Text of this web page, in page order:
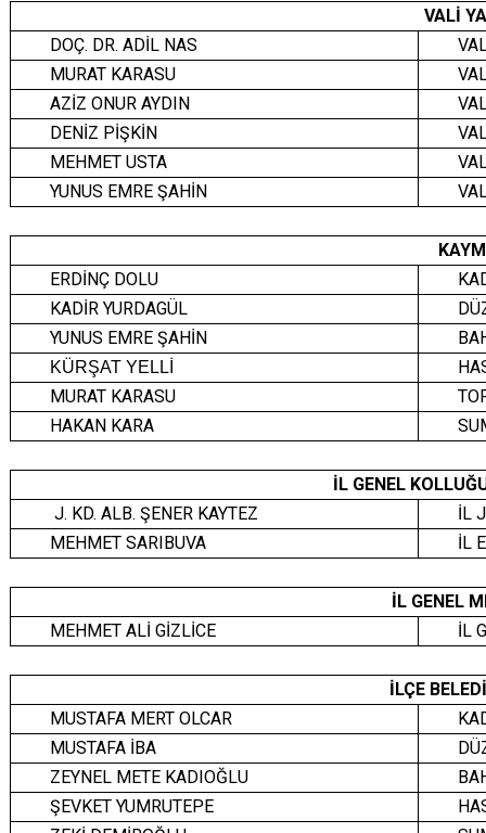
VALİ
DOÇ. DR. ADİL NAS
MURAT KARASU
AZİZ ONUR AYDIN
DENİZ PİŞKİN
MEHMET USTA
YUNUS EMRE ŞAHİN
ERDİNÇ DOLU
KADİR YURDAGÜL
YUNUS EMRE ŞAHİN
KÜRŞAT YELLİ
MURAT KARASU
HAKAN KARA
İL GENEL
J. KD. ALB. ŞENER KAYTEZ
İL
MEHMET SARIBUVA
İL
İL GENEL
MEHMET ALİ GİZLİCE
İL
İLÇE
MUSTAFA MERT OLCAR
MUSTAFA İBA
ZEYNEL METE KADIOĞLU
ŞEVKET YUMRUTEPE